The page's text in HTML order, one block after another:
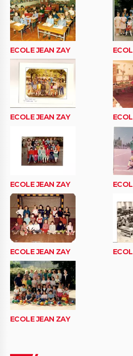
ECOLE JEAN ZAY
ECOLE JEAN ZAY
ECOLE JEAN ZAY
ECOLE JEAN ZAY
ECOLE JEAN ZAY